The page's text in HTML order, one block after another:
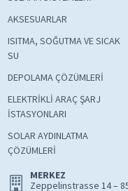
AKSESUARLAR
ISITMA, SOĞUTMA VE SICAK
SU
DEPOLAMA ÇÖZÜMLERİ
ELEKTRİKLİ ARAÇ ŞARJ
İSTASYONLARI
SOLAR AYDINLATMA
ÇÖZÜMLERİ
MERKEZ
Zeppelinstrasse 14 –